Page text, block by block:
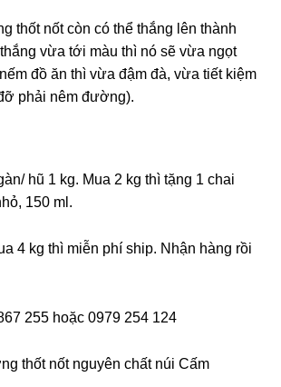
thốt nốt còn có thể thắng lên thành
vừa tới màu thì nó sẽ vừa ngọt
đồ ăn thì vừa đậm đà, vừa tiết kiệm
phải nêm đường).
hũ 1 kg. Mua 2 kg thì tặng 1 chai
150 ml.
4 kg thì miễn phí ship. Nhận hàng rồi
255 hoặc 0979 254 124
thốt nốt nguyên chất núi Cấm